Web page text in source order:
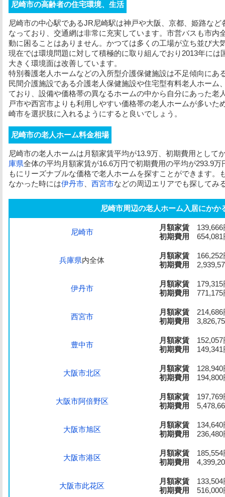
尼崎市の高齢者の住宅環境、生活
尼崎市の中心駅であるJR尼崎駅は神戸や大阪、京都、姫路な
なっており、交通網は非常に充実しています。市営バスも市内
動に困ることはありません。かつては多くの工場が立ち並び大
現在では環境問題に対して積極的に取り組んでおり2013年に
大きく環境面は改善しています。
特別養護老人ホームなどの入所型介護保健施設は不足傾向にあ
民間介護施設である介護老人保健施設や住宅型有料老人ホーム
ており、設備や価格帯の異なるホームの中から自分にあった老
戸市や西宮市よりも利用しやすい価格帯の老人ホームが多いた
崎市を選択肢に入れるようにすると良いでしょう。
尼崎市の老人ホーム料金相場
尼崎市の老人ホームは 月額家賃平均が13.9万、 初期費用として
庫県全体の平均 月額家賃が16.6万円で初期費用の平均が293.9万
もにリーズナブルな価格で老人ホームを探すことができます。
なかった時には伊丹市 西宮市などの周辺エリアでも探してみ
尼崎市周辺の老人ホーム入居にかか
尼崎市
月額家賃 139,666
初期費用
654,081
兵庫県内全体
月額家賃 166,252
初期費用
伊丹市
月額家賃 179,315
初期費用
771,175
西宮市
月額家賃 214,686
初期費用
豊中市
月額家賃 152,057
初期費用
149,341
大阪市北区
月額家賃 128,940
初期費用
194,800
大阪市阿倍野区
月額家賃 197,769
初期費用
大阪市旭区
月額家賃 134,640
初期費用
236,480
大阪市港区
月額家賃 185,554
初期費用
大阪市此花区
月額家賃 133,504
初期費用
516,000